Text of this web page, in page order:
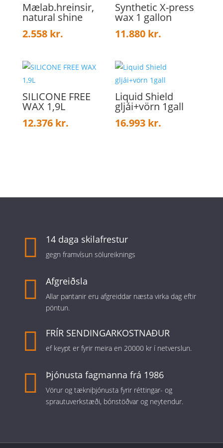
Mælab.hreinsir,
natural shine
2.558 kr.
Synthetic X-press
wax 1 gallon
11.880 kr.
SILICONE FREE
WAX 1,9L
12.376 kr.
Liquid Shield
gljái+vörn 1gall
16.993 kr.
 14 daga skilafrestur
gegn framvísun sölureiknings
 Afgreiðsla
Allar pantanir eru afgreiddar næsta virka dag eftir
pöntun.
 FRÍR SENDINGARKOSTNAÐUR
ef keypt er fyrir meira en 20000 kr í netverslun.
 Þjónusta fagmanna frá 1986
Vörur og tækniþjónusta fyrir réttingar- og
sprautuverkstæði, bónstöðvar og neytendur.